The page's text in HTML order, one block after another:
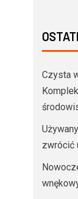
Czysta
zwrócić